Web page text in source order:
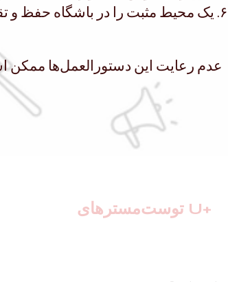
۶. یک محیط مثبت را در باشگاه حفظ و تقویت کنید.
عدم رعایت این دستورالعمل‌ها ممکن
توست‌مسترهای U+